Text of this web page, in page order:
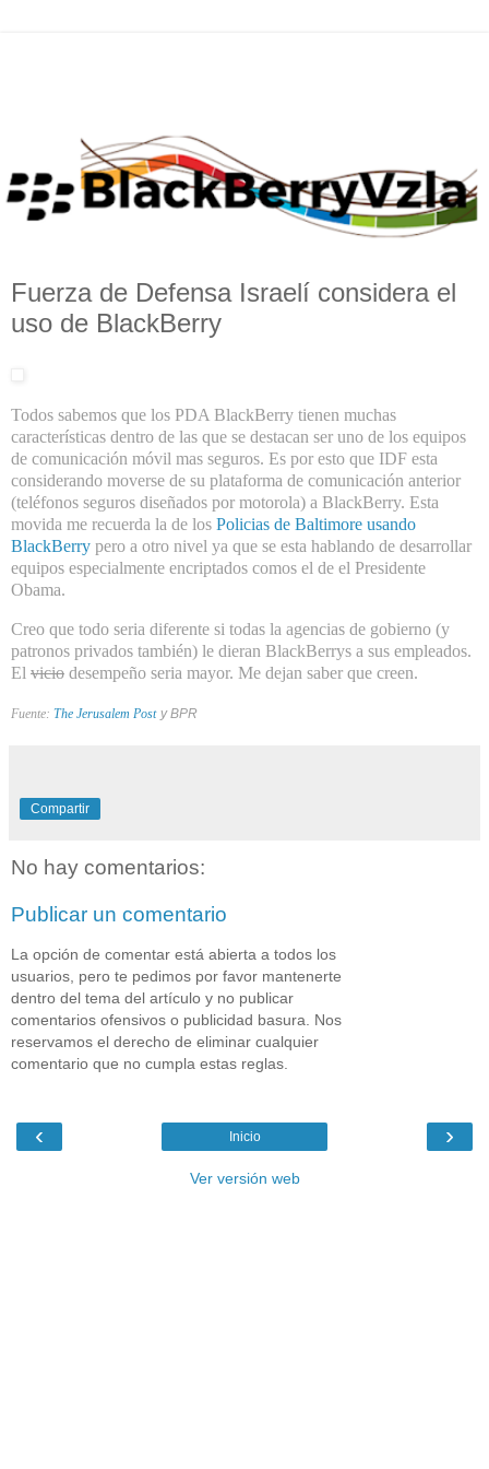
Fuerza de Defensa Israelí considera el
uso de BlackBerry
Todos sabemos que los PDA BlackBerry tienen muchas
características dentro de las que se destacan ser uno de los equipos
de comunicación móvil mas seguros. Es por esto que IDF esta
considerando moverse de su plataforma de comunicación anterior
(teléfonos seguros diseñados por motorola) a BlackBerry. Esta
movida me recuerda la de los Policias de Baltimore usando
BlackBerry pero a otro nivel ya que se esta hablando de desarrollar
equipos especialmente encriptados comos el de el Presidente
Obama.
Creo que todo seria diferente si todas la agencias de gobierno (y
patronos privados también) le dieran BlackBerrys a sus empleados.
El vicio desempeño seria mayor. Me dejan saber que creen.
Fuente: The Jerusalem Post y BPR
Compartir
No hay comentarios:
Publicar un comentario
La opción de comentar está abierta a todos los
usuarios, pero te pedimos por favor mantenerte
dentro del tema del artículo y no publicar
comentarios ofensivos o publicidad basura. Nos
reservamos el derecho de eliminar cualquier
comentario que no cumpla estas reglas.
‹ ›
Inicio
Ver versión web